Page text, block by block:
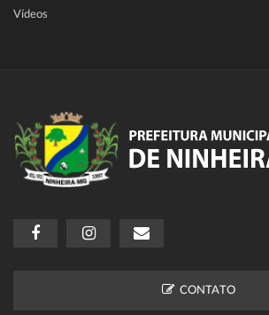
Vídeos
CONTATO